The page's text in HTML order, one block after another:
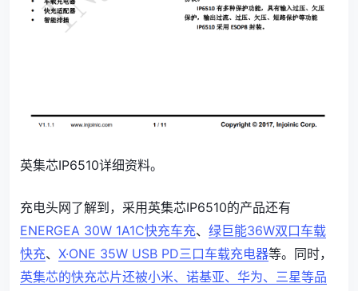
英集芯IP6510详细资料。
充电头网了解到，采用英集芯IP6510的产品还有
ENERGEA 30W 1A1C快充车充、 绿巨能36W双口车载
快充、 X·ONE 35W USB PD三口车载充电器等。同时，
英集芯的快充芯片还被小米、诺基亚、华为、三星等品